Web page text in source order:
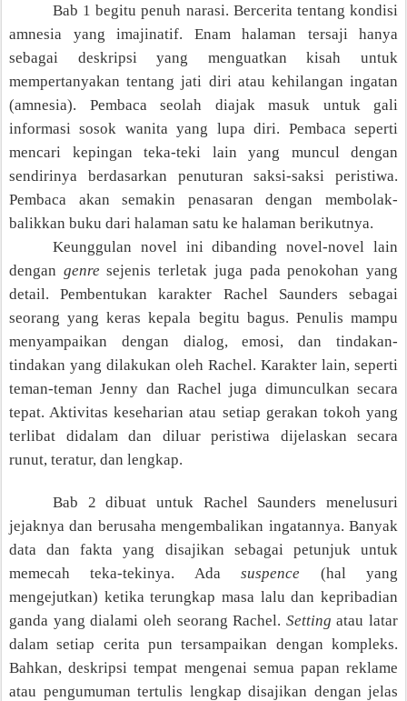
Bab 1 begitu penuh narasi. Bercerita tentang kondisi
amnesia yang imajinatif. Enam halaman tersaji hanya
sebagai deskripsi yang menguatkan kisah untuk
mempertanyakan tentang jati diri atau kehilangan ingatan
(amnesia). Pembaca seolah diajak masuk untuk gali
informasi sosok wanita yang lupa diri. Pembaca seperti
mencari kepingan teka-teki lain yang muncul dengan
sendirinya berdasarkan penuturan saksi-saksi peristiwa.
Pembaca akan semakin penasaran dengan membolak-
balikkan buku dari halaman satu ke halaman berikutnya.
Keunggulan novel ini dibanding novel-novel lain
dengan genre sejenis terletak juga pada penokohan yang
detail. Pembentukan karakter Rachel Saunders sebagai
seorang yang keras kepala begitu bagus. Penulis mampu
menyampaikan dengan dialog, emosi, dan tindakan-
tindakan yang dilakukan oleh Rachel. Karakter lain, seperti
teman-teman Jenny dan Rachel juga dimunculkan secara
tepat. Aktivitas keseharian atau setiap gerakan tokoh yang
terlibat didalam dan diluar peristiwa dijelaskan secara
runut, teratur, dan lengkap.
Bab 2 dibuat untuk Rachel Saunders menelusuri
jejaknya dan berusaha mengembalikan ingatannya. Banyak
data dan fakta yang disajikan sebagai petunjuk untuk
memecah teka-tekinya. Adasuspence (hal yang
mengejutkan) ketika terungkap masa lalu dan kepribadian
ganda yang dialami oleh seorang Rachel. Setting atau latar
dalam setiap cerita pun tersampaikan dengan kompleks.
Bahkan, deskripsi tempat mengenai semua papan reklame
atau pengumuman tertulis lengkap disajikan dengan jelas